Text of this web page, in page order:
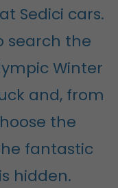
Sedici cars.
search the
Winter
and, from
the
fantastic
hidden.